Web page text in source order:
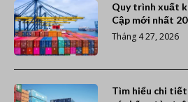
Quy trình xuất
Cập mới nhất
Tháng 4 27, 2026
Tìm hiểu chi